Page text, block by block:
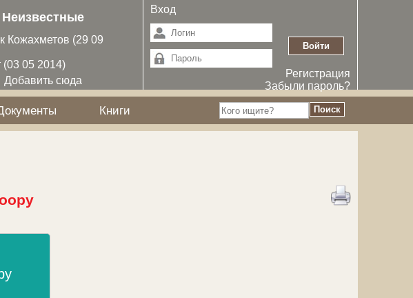
Неизвестные
Кожахметов (29 09
(03 05 2014)
Добавить сюда
Вход
Регистрация
Забыли пароль?
Книги